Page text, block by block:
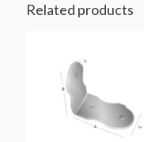
Related products